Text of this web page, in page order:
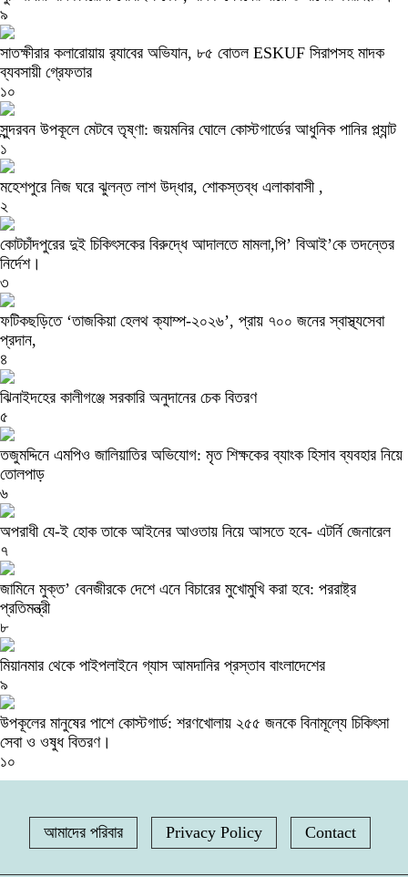
৯
সাতক্ষীরার কলারোয়ায় র‍্যাবের অভিযান, ৮৫ বোতল ESKUF সিরাপসহ মাদক
ব্যবসায়ী গ্রেফতার
১০
সুন্দরবন উপকূলে মেটবে তৃষ্ণা: জয়মনির ঘোলে কোস্টগার্ডের আধুনিক পানির প্ল্যান্ট
১
মহেশপুরে নিজ ঘরে ঝুলন্ত লাশ উদ্ধার, শোকস্তব্ধ এলাকাবাসী ,
২
কোটচাঁদপুরের দুই চিকিৎসকের বিরুদ্ধে আদালতে মামলা,পি’ বিআই’কে তদন্তের
নির্দেশ।
৩
ফটিকছড়িতে ‘তাজকিয়া হেলথ ক্যাম্প-২০২৬’, প্রায় ৭০০ জনের স্বাস্থ্যসেবা
প্রদান,
৪
ঝিনাইদহের কালীগঞ্জে সরকারি অনুদানের চেক বিতরণ
৫
তজুমদ্দিনে এমপিও জালিয়াতির অভিযোগ: মৃত শিক্ষকের ব্যাংক হিসাব ব্যবহার নিয়ে
তোলপাড়
৬
অপরাধী যে-ই হোক তাকে আইনের আওতায় নিয়ে আসতে হবে- এটর্নি জেনারেল
৭
জামিনে মুক্ত’ বেনজীরকে দেশে এনে বিচারের মুখোমুখি করা হবে: পররাষ্ট্র
প্রতিমন্ত্রী
৮
মিয়ানমার থেকে পাইপলাইনে গ্যাস আমদানির প্রস্তাব বাংলাদেশের
৯
উপকূলের মানুষের পাশে কোস্টগার্ড: শরণখোলায় ২৫৫ জনকে বিনামূল্যে চিকিৎসা
সেবা ও ওষুধ বিতরণ।
১০
আমাদের পরিবার Privacy Policy Contact